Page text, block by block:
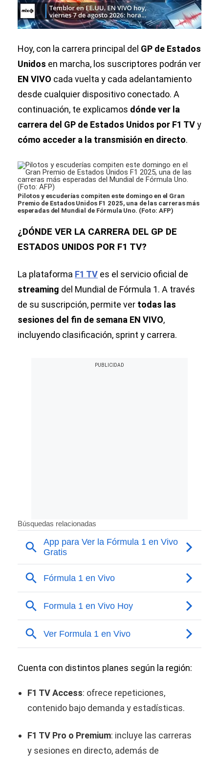
Hoy, con la carrera principal del GP de Estados
Unidos en marcha, los suscriptores podrán ver
EN VIVO cada vuelta y cada adelantamiento
desde cualquier dispositivo conectado. A
continuación, te explicamos dónde ver la
carrera del GP de Estados Unidos por F1 TVy
cómo acceder a la transmisión en directo.
Pilotos y escuderías compiten este domingo en el Gran
Premio de Estados Unidos F1 2025, una de las carreras más
esperadas del Mundial de Fórmula Uno. (Foto: AFP)
¿DÓNDE VER LA CARRERA DEL GP DE
ESTADOS UNIDOS POR F1 TV?
La plataforma F1 TV es el servicio oficial de
streaming del Mundial de Fórmula 1. A través
de su suscripción, permite ver todas las
sesiones del fin de semana EN VIVO,
incluyendo clasificación, sprint y carrera.
Cuenta con distintos planes según la región:
F1 TV Access: ofrece repeticiones,
contenido bajo demanda y estadísticas.
F1 TV Pro o Premium: incluye las carreras
y sesiones en directo, además de